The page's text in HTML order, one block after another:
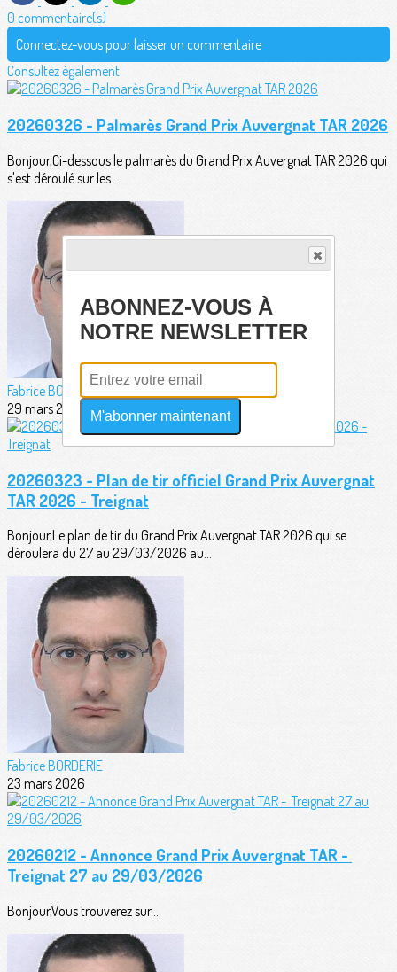
0 commentaire(s)
Connectez-vous pour laisser un commentaire
Consultez également
20260326 - Palmarès Grand Prix Auvergnat TAR 2026
Bonjour,Ci-dessous le palmarès du Grand Prix Auvergnat TAR 2026 qui
s'est déroulé sur les...
Fabrice BORDERIE
29 mars 2026
20260323 - Plan de tir officiel Grand Prix Auvergnat
TAR 2026 - Treignat
Bonjour,Le plan de tir du Grand Prix Auvergnat TAR 2026 qui se
déroulera du 27 au 29/03/2026 au...
Fabrice BORDERIE
23 mars 2026
20260212 - Annonce Grand Prix Auvergnat TAR -
Treignat 27 au 29/03/2026
Bonjour,Vous trouverez sur...
ABONNEZ-VOUS À
NOTRE NEWSLETTER
M'abonner maintenant